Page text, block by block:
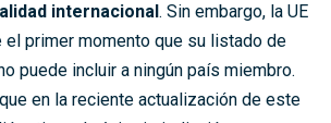
internacional . Sin embargo, la UE
el primer momento que su listado de
puede incluir a ningún país miembro.
en la reciente actualización de este